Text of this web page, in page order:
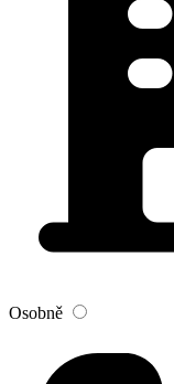
Osobně